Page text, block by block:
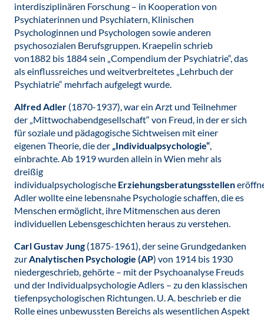
interdisziplinären Forschung – in Kooperation von
Psychiaterinnen und Psychiatern, Klinischen
Psychologinnen und Psychologen sowie anderen
psychosozialen Berufsgruppen. Kraepelin schrieb
von1882 bis 1884 sein „Compendium der Psychiatrie“, das
als einflussreiches und weitverbreitetes „Lehrbuch der
Psychiatrie“ mehrfach aufgelegt wurde.
Alfred Adler (1870-1937), war ein Arzt und Teilnehmer
der „Mittwochabendgesellschaft“ von Freud, in der er sich
für soziale und pädagogische Sichtweisen mit einer
eigenen Theorie, die der „Individualpsychologie“,
einbrachte. Ab 1919 wurden allein in Wien mehr als
dreißig
individualpsychologische Erziehungsberatungsstellen
Adler wollte eine lebensnahe Psychologie schaffen, die es
Menschen ermöglicht, ihre Mitmenschen aus deren
individuellen Lebensgeschichten heraus zu verstehen.
Carl Gustav Jung(1875-1961), der seine Grundgedanken
zurAnalytischen Psychologie (AP) von 1914 bis 1930
niedergeschrieb, gehörte – mit der Psychoanalyse Freuds
und der Individualpsychologie Adlers – zu den klassischen
tiefenpsychologischen Richtungen. U. A. beschrieb er die
Rolle eines unbewussten Bereichs als wesentlichen Aspekt